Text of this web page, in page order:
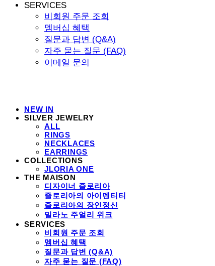
SERVICES
비회원 주문 조회
멤버십 혜택
질문과 답변 (Q&A)
자주 묻는 질문 (FAQ)
이메일 문의
NEW IN
SILVER JEWELRY
ALL
RINGS
NECKLACES
EARRINGS
COLLECTIONS
JLORIA ONE
THE MAISON
디자이너 즐로리아
즐로리아의 아이덴티티
즐로리아의 장인정신
밀라노 주얼리 위크
SERVICES
비회원 주문 조회
멤버십 혜택
질문과 답변 (Q&A)
자주 묻는 질문 (FAQ)